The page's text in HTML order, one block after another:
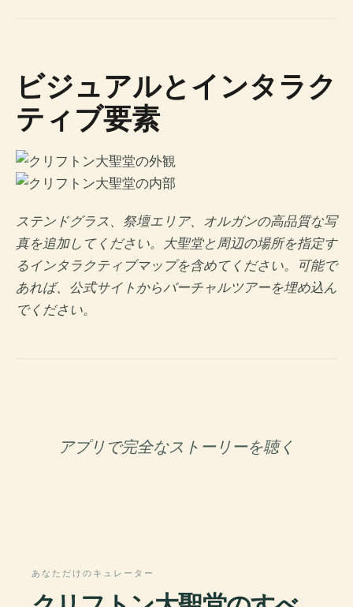
ビジュアルとインタラク
ティブ要素
ステンドグラス、祭壇エリア、オルガンの高品質な写
真を追加してください。大聖堂と周辺の場所を指定す
るインタラクティブマップを含めてください。可能で
あれば、公式サイトからバーチャルツアーを埋め込ん
でください。
アプリで完全なストーリーを聴く
あなただけのキュレーター